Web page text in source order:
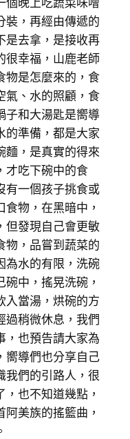
個晚上吃蔬菜味噌
裝，再經由傳遞的
是去拿，是接收再
很幸福，山鹿老師
物是怎麼來的，食
氣、水的照顧，食
子和大湯匙是嚮導
的準備，都是大家
麵，是真實的得來
才吃下碗中的食
有一個孩子挑食或
物，在黑暗中，
但發現自己會更敏
物，品嘗到蔬菜的
為水的有限，洗碗
中，搖晃洗碗，
入當湯，烘碗的方
過稍微休息，我們
，也預告請大家為
嚮導們也分享自己
我們的引路人，很
也不知道幾點，
美族的搖籃曲，